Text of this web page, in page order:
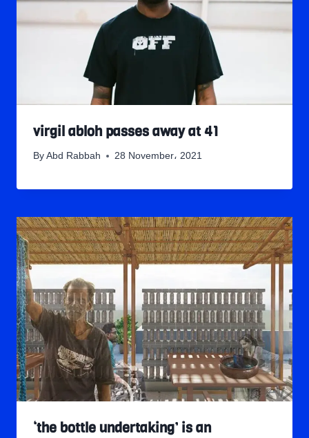
virgil abloh passes away at 41
By Abd Rabbah 28 November، 2021
‘the bottle undertaking’ is an